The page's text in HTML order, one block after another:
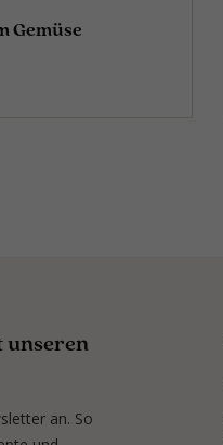
Gemüse
unseren
an. So